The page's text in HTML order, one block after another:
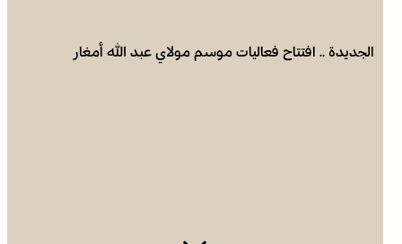
الجديدة .. افتتاح فعاليات موسم مولاي عبد الله أمغار